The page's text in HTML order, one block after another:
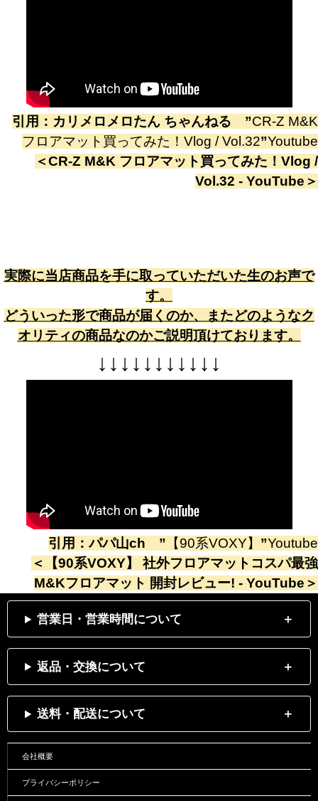
引用： カリメロメロたん ちゃんねる ”CR-Z M&K
フロアマット買ってみた！Vlog / Vol.32”Youtube
＜CR-Z M&K フロアマット買ってみた！Vlog /
Vol.32 - YouTube ＞
実際に当店商品を手に取っていただいた生のお声で
す。
どういった形で商品が届くのか、またどのようなク
オリティの商品なのかご説明頂けております。
↓ ↓ ↓ ↓ ↓ ↓ ↓ ↓ ↓ ↓ ↓
引用：パパ山ch ” 【90系VOXY】 ”Youtube
＜
【90系VOXY】 社外フロアマットコスパ最強
M&Kフロアマット 開封レビュー! - YouTube ＞
営業日・営業時間について
返品・交換について
送料・配送について
会社概要
プライバシーポリシー